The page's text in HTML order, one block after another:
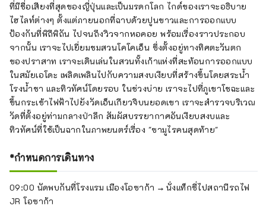
ที่มีชื่อเสียงที่สุดของญี่ปุ่นและเป็นมรดกโลก ไกด์ของเราจะอธิบาย
ไฮไลท์ต่างๆ ตั้งแต่ภายนอกที่ฉาบด้วยปูนขาวและการออกแบบ
ป้องกันที่พิถีพิถัน ไปจนถึงวิวจากหอคอย พร้อมเรื่องราวประกอบ
จากนั้น เราจะไปเยี่ยมชมสวนโคโคเอ็น ซึ่งตั้งอยู่ทางทิศตะวันตก
ของปราสาท เราจะเดินเล่นในสวนทั้งเก้าแห่งที่สะท้อนการออกแบบ
ในสมัยเอโดะ เพลิดเพลินไปกับความสงบเงียบที่สร้างขึ้นโดยสระน้ำ
โรงน้ำชา และทิวทัศน์โดยรอบ ในช่วงบ่าย เราจะไปที่ภูเขาโชฉะและ
ขึ้นกระเช้าไฟฟ้าไปยังวัดเอ็นเกียวจิบนยอดเขา เราจะสำรวจบริเวณ
วัดที่ตั้งอยู่ท่ามกลางป่าลึก สัมผัสบรรยากาศอันเงียบสงบและ
ทิวทัศน์ที่ใช้เป็นฉากในภาพยนตร์เรื่อง "ซามูไรคนสุดท้าย"
*กำหนดการเดินทาง
09:00 นัดพบกันที่โรงแรม เมืองโอซาก้า → นั่งแท็กซี่ไปสถานีรถไฟ
JR โอซาก้า